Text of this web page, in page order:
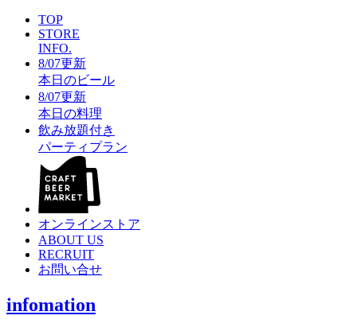
TOP
STORE
INFO.
8/07更新
本日のビール
8/07更新
本日の料理
飲み放題付き
パーティプラン
オンラインストア
ABOUT US
RECRUIT
お問い合せ
infomation